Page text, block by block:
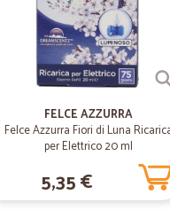
—Elisa P.
ECCELLENTE LA
Mi sono trovata molto
FELCE AZZURRA
Felce Azzurra Fiori di Luna
per Elettrico 20 ml
5,35 €